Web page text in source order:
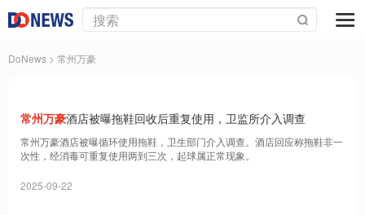
DoNews > 常州万豪
常州万豪酒店被曝拖鞋回收后重复使用，卫监所介入调查
常州万豪酒店被曝循环使用拖鞋，卫生部门介入调查。酒店回应称拖鞋非一
次性，经消毒可重复使用两到三次，起球属正常现象。
2025-09-22